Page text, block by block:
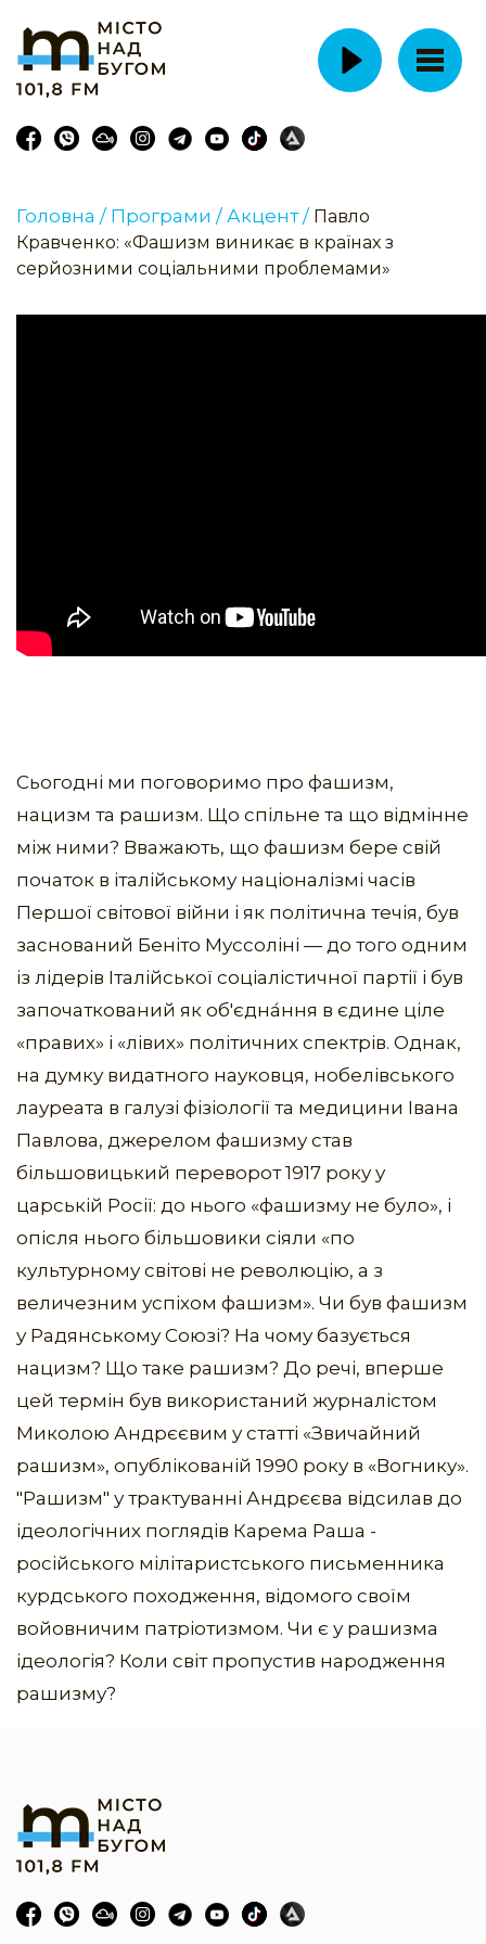
Головна / Програми / Акцент / Павло
Кравченко: «Фашизм виникає в країнах з
серйозними соціальними проблемами»
Сьогодні ми поговоримо про фашизм,
нацизм та рашизм. Що спільне та що відмінне
між ними? Вважають, що фашизм бере свій
початок в італійському націоналізмі часів
Першої світової війни і як політична течія, був
заснований Беніто Муссоліні — до того одним
із лідерів Італійської соціалістичної партії і був
започаткований як об'єдна́ння в єдине ціле
«правих» і «лівих» політичних спектрів. Однак,
на думку видатного науковця, нобелівського
лауреата в галузі фізіології та медицини Івана
Павлова, джерелом фашизму став
більшовицький переворот 1917 року у
царській Росії: до нього «фашизму не було», і
опісля нього більшовики сіяли «по
культурному світові не революцію, а з
величезним успіхом фашизм». Чи був фашизм
у Радянському Союзі? На чому базується
нацизм? Що таке рашизм? До речі, вперше
цей термін був використаний журналістом
Миколою Андрєєвим у статті «Звичайний
рашизм», опублікованій 1990 року в «Вогнику».
"Рашизм" у трактуванні Андрєєва відсилав до
ідеологічних поглядів Карема Раша -
російського мілітаристського письменника
курдського походження, відомого своїм
войовничим патріотизмом. Чи є у рашизма
ідеологія? Коли світ пропустив народження
рашизму?